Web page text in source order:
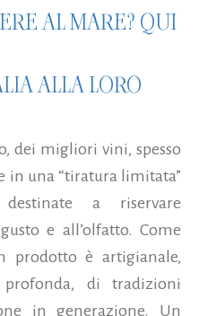
AL MARE? QUI
ALLA LORO
dei migliori vini, spesso
in una “tiratura limitata”
a riservare
e all’olfatto. Come
prodotto è artigianale,
di tradizioni
in generazione. Un